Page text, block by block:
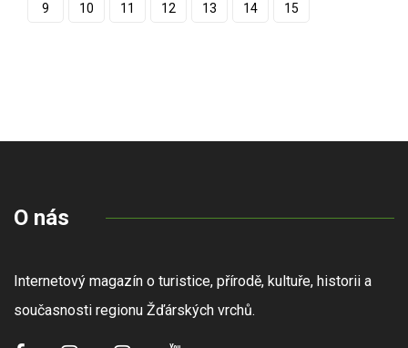
9 10 11 12 13 14 15
O nás
Internetový magazín o turistice, přírodě, kultuře, historii a
současnosti regionu Žďárských vrchů.